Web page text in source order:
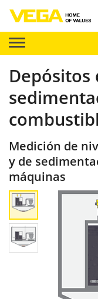
Depósitos
Medición de
y de
máquinas